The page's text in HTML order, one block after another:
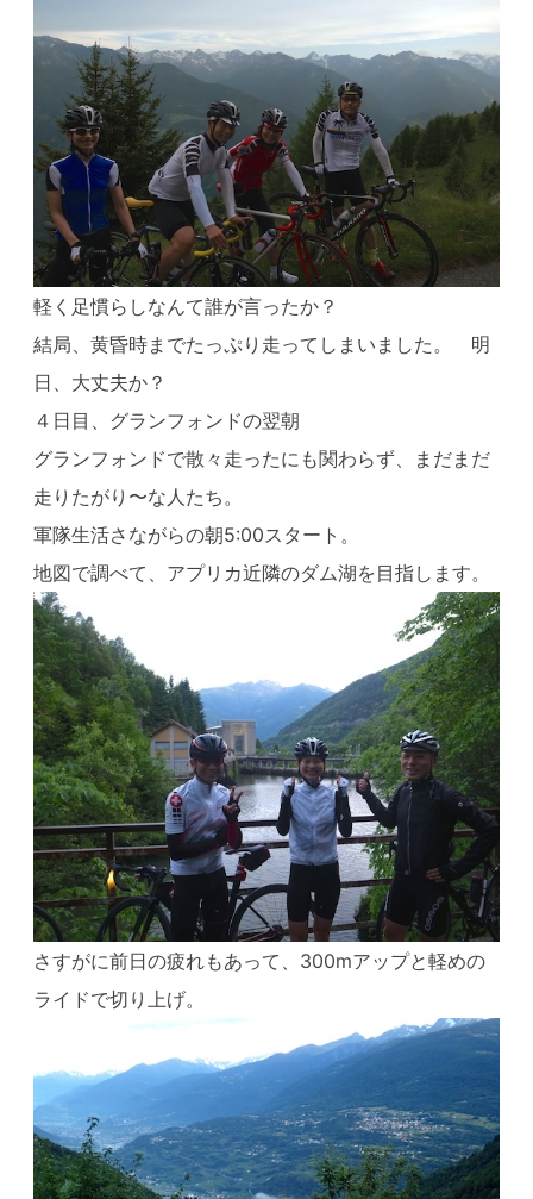
軽く足慣らしなんて誰が言ったか？
結局、黄昏時までたっぷり走ってしまいました。 明
日、大丈夫か？
４日目、グランフォンドの翌朝
グランフォンドで散々走ったにも関わらず、まだまだ
走りたがり〜な人たち。
軍隊生活さながらの朝5:00スタート。
地図で調べて、アプリカ近隣のダム湖を目指します。
さすがに前日の疲れもあって、300mアップと軽めの
ライドで切り上げ。